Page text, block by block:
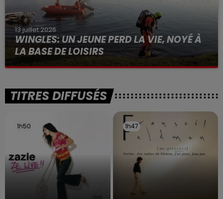
13 juillet 2026
WINGLES: UN JEUNE PERD LA VIE, NOYÉ À
LA BASE DE LOISIRS
La victime a coulé à pic
TITRES DIFFUSÉS
1h50
1h50 1h47
1h47